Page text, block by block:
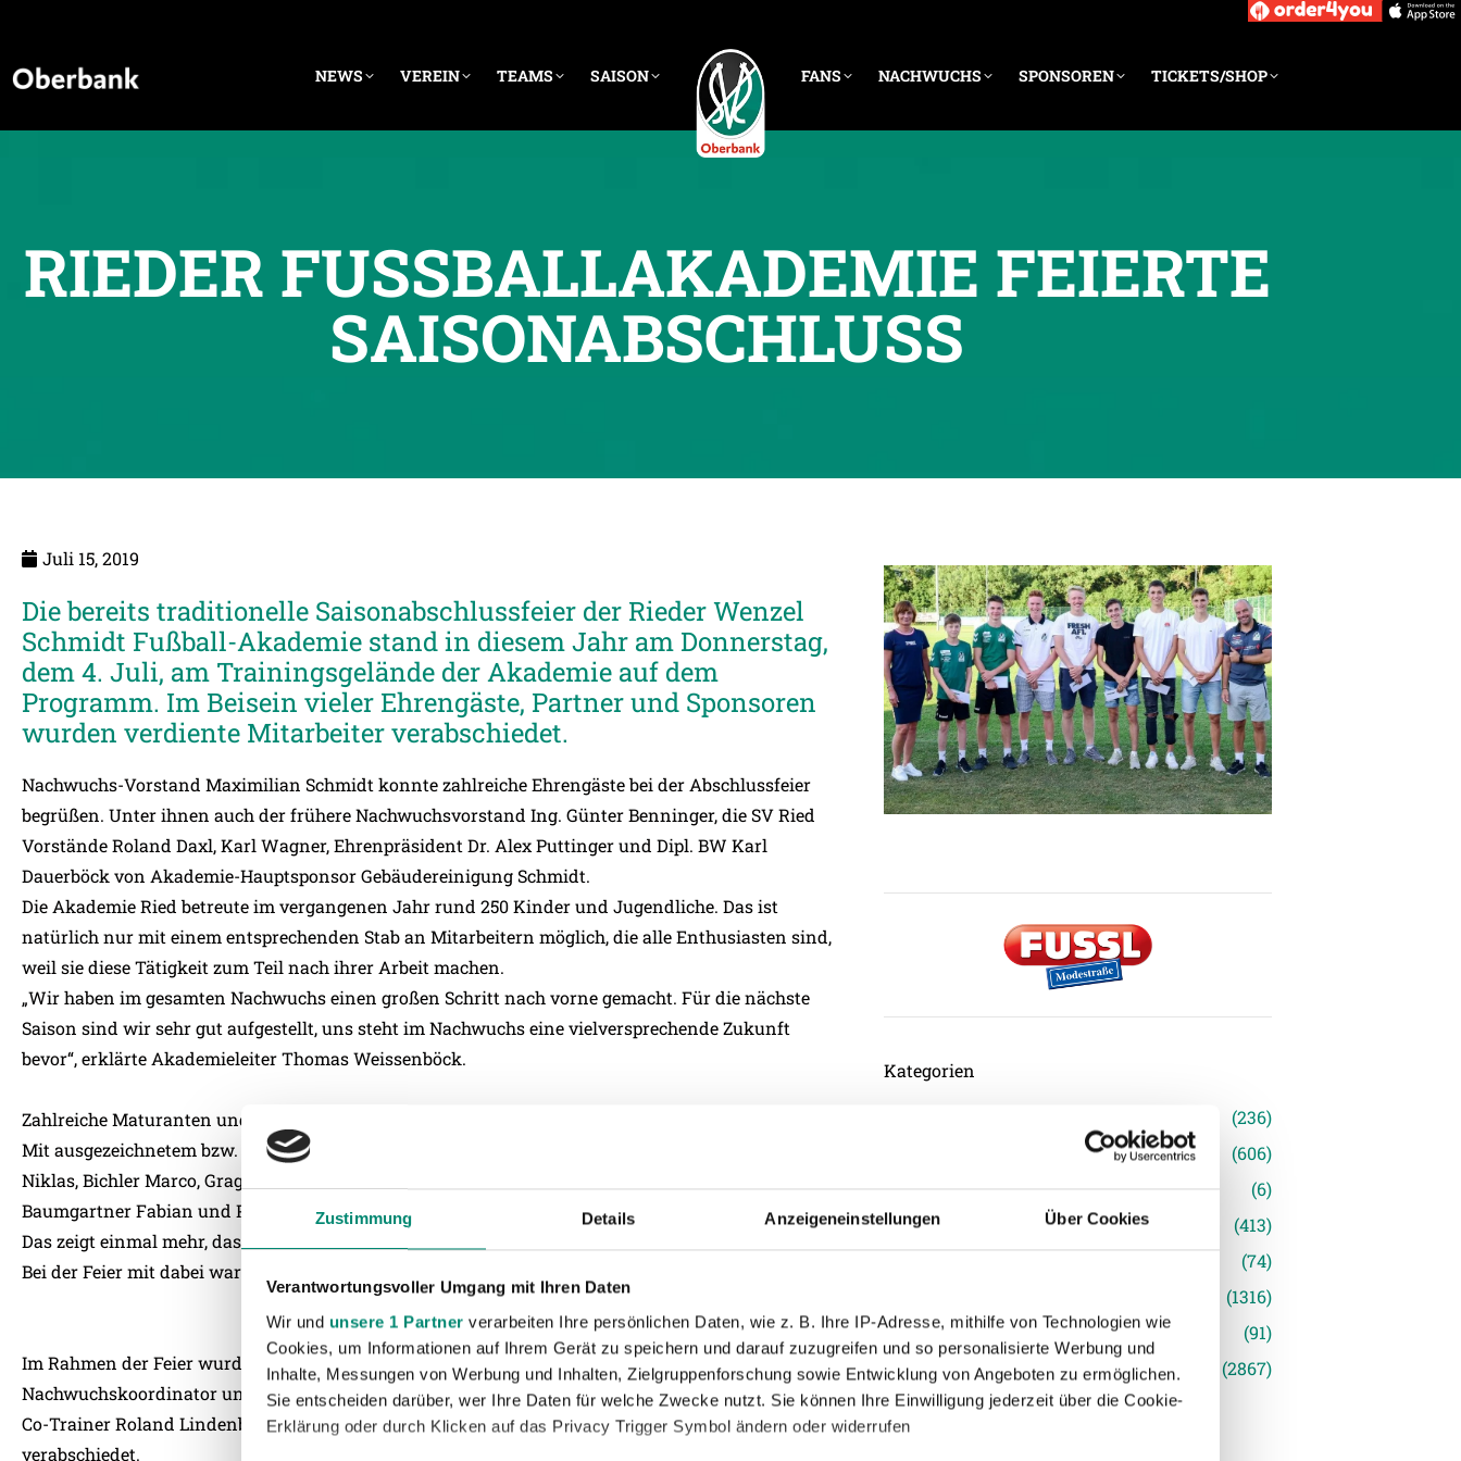
Zustimmung Details Anzeigeneinstellungen Über Cookies
Verantwortungsvoller Umgang mit Ihren Daten
Wir und unsere 1 Partner verarbeiten Ihre persönlichen Daten, wie z. B. Ihre IP-Adresse, mithilfe von Technologien wie
Cookies, um Informationen auf Ihrem Gerät zu speichern und darauf zuzugreifen und so personalisierte Werbung und
Inhalte, Messungen von Werbung und Inhalten, Zielgruppenforschung sowie Entwicklung von Angeboten zu ermöglichen.
Sie entscheiden darüber, wer Ihre Daten für welche Zwecke nutzt. Sie können Ihre Einwilligung jederzeit über die Cookie-
Erklärung oder durch Klicken auf das Privacy Trigger Symbol ändern oder widerrufen
NEWS VEREIN TEAMS SAISON FANS NACHWUCHS SPONSOREN TICKETS/SHOP
RIEDER FUSSBALLAKADEMIE FEIERTE S
AISONABSCHLUSS
Juli 15, 2019
Die bereits traditionelle Saisonabschlussfeier der Rieder Wenzel
Schmidt Fußball-Akademie stand in diesem Jahr am Donnerstag,
dem 4. Juli, am Trainingsgelände der Akademie auf dem
Programm. Im Beisein vieler Ehrengäste, Partner und Sponsoren
wurden verdiente Mitarbeiter verabschiedet.
Nachwuchs-Vorstand Maximilian Schmidt konnte zahlreiche Ehrengäste bei der Abschlussfeier
begrüßen. Unter ihnen auch der frühere Nachwuchsvorstand Ing. Günter Benninger, die SV Ried
Vorstände Roland Daxl, Karl Wagner, Ehrenpräsident Dr. Alex Puttinger und Dipl. BW Karl
Dauerböck von Akademie-Hauptsponsor Gebäudereinigung Schmidt.
Die Akademie Ried betreute im vergangenen Jahr rund 250 Kinder und Jugendliche. Das ist
natürlich nur mit einem entsprechenden Stab an Mitarbeitern möglich, die alle Enthusiasten sind,
weil sie diese Tätigkeit zum Teil nach ihrer Arbeit machen.
„Wir haben im gesamten Nachwuchs einen großen Schritt nach vorne gemacht. Für die nächste
Saison sind wir sehr gut aufgestellt, uns steht im Nachwuchs eine vielversprechende Zukunft
bevor“, erklärte Akademieleiter Thomas Weissenböck.
Zahlreiche Maturanten und Schüler der Sport-HAK wurden für ihre schulischen Leistungen geehrt.
Mit ausgezeichnetem bzw. gutem Erfolg schlossen Brandner Kevin, Schwaiger Valentin, Aigner
Niklas, Bichler Marco, Gragger Matthias, Dallhammer Alexander, Angleitner Christoph,
Baumgartner Fabian und Pointner Julian ab.
Das zeigt einmal mehr, dass die duale Ausbildungsschiene vorbildlich gelebt und umgesetzt wird.
Bei der Feier mit dabei war auch Direktor Mag. Hubert Wiesinger von der HAK Ried.
Im Rahmen der Feier wurden verdiente Mitarbeiter verabschiedet: Stephan Hellwagner wurde als
Nachwuchskoordinator und Akademietrainer verabschiedet. Masseurin Magdalena Braun, U12A
Co-Trainer Roland Lindenbauer und Junge Wikinger Co-Trainer Kevin Kofler wurden ebenfalls
verabschiedet.
Kategorien
(236)
(606)
Damen
(6)
Junge Wikinger Ried
(413)
(74)
(1316)
Ticketing
(91)
Unkategorisiert
(2867)